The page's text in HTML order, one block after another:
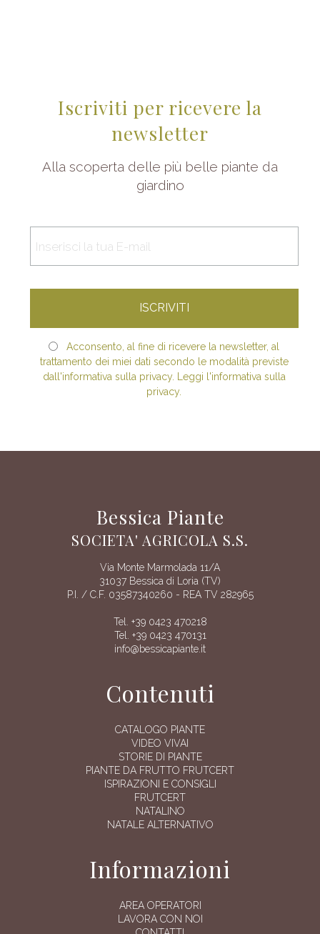
Iscriviti per ricevere la
newsletter
Alla scoperta delle più belle piante da
giardino
Acconsento, al fine di ricevere la newsletter, al
trattamento dei miei dati secondo le modalità previste
dall'informativa sulla privacy. Leggi l'informativa sulla
privacy.
Bessica Piante
SOCIETA' AGRICOLA S.S.
Via Monte Marmolada 11/A
31037 Bessica di Loria (TV)
P.I. / C.F. 03587340260 - REA TV 282965
Tel. +39 0423 470218
Tel. +39 0423 470131
info@bessicapiante.it
Contenuti
CATALOGO PIANTE
VIDEO VIVAI
STORIE DI PIANTE
PIANTE DA FRUTTO FRUTCERT
ISPIRAZIONI E CONSIGLI
FRUTCERT
NATALINO
NATALE ALTERNATIVO
Informazioni
AREA OPERATORI
LAVORA CON NOI